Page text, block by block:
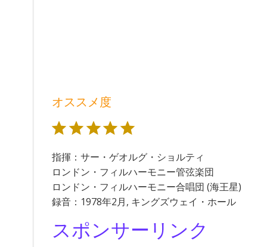
オススメ度
指揮：サー・ゲオルグ・ショルティ
ロンドン・フィルハーモニー管弦楽団
ロンドン・フィルハーモニー合唱団 (海王星)
録音：1978年2月, キングズウェイ・ホール
スポンサーリンク